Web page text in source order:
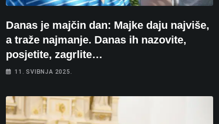
Danas je majčin dan: Majke daju najviše,
a traže najmanje. Danas ih nazovite,
posjetite, zagrlite…
11. SVIBNJA 2025.